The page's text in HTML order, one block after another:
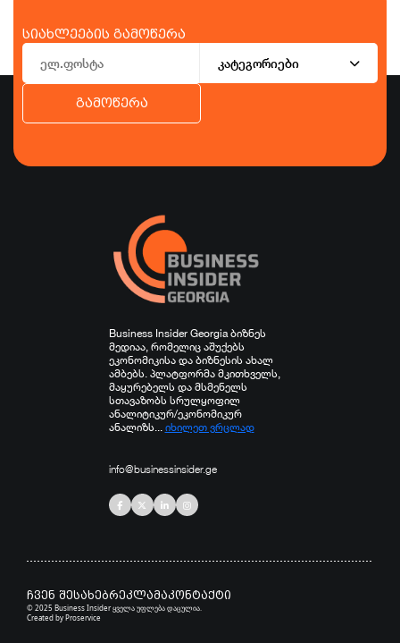
სიახლეების გამოწერა
კატეგორიები
გამოწერა
Business Insider Georgia ბიზნეს
მედიაა, რომელიც აშუქებს
ეკონომიკისა და ბიზნესის ახალ
ამბებს. პლატფორმა მკითხველს,
მაყურებელს და მსმენელს
სთავაზობს სრულყოფილ
ანალიტიკურ/ეკონომიკურ
ანალიზს... იხილეთ ვრცლად
info@businessinsider.ge
ჩვენ შესახებრეკლამაკონტაქტი
© 2025 Business Insider ყველა უფლება დაცულია.
Created byProservice